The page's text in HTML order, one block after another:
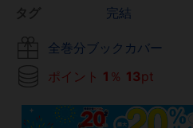
完結
全巻分ブックカバー
ポイント 1 ％ 13pt